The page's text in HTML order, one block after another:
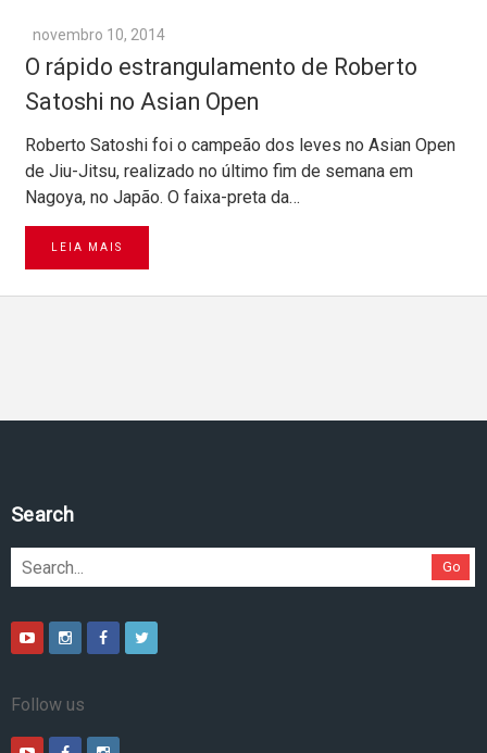
novembro 10, 2014
O rápido estrangulamento de Roberto
Satoshi no Asian Open
Roberto Satoshi foi o campeão dos leves no Asian Open
de Jiu-Jitsu, realizado no último fim de semana em
Nagoya, no Japão. O faixa-preta da…
LEIA MAIS
Search
Go
Follow us